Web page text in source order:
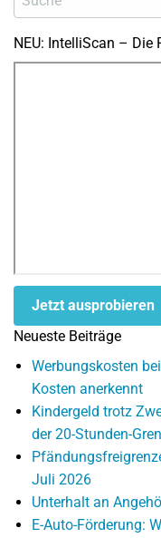
NEU: IntelliScan – Die
Jetzt ausprobieren
Neueste Beiträge
Werbungskosten
Kosten anerkennt
Kindergeld trotz
der 20-Stunden-
Juli 2026
Unterhalt an
E-Auto-Förderung: